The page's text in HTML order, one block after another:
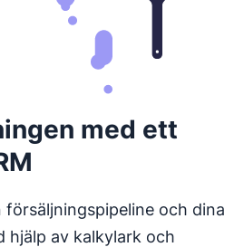
med ett
försäljningspipeline och dina
hjälp av kalkylark och